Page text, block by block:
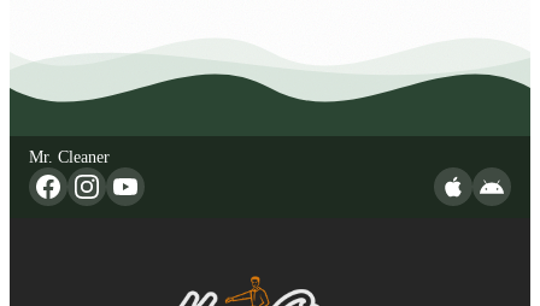
Mr. Cleaner